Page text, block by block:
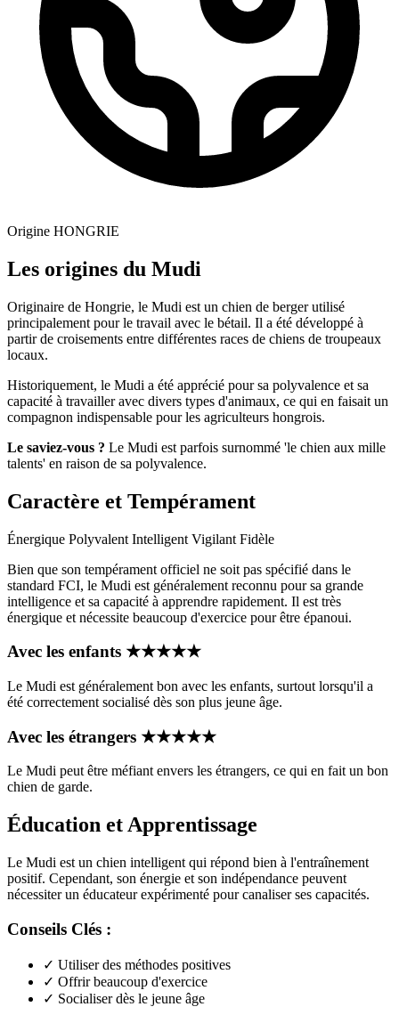
Origine HONGRIE
Les origines du Mudi
Originaire de Hongrie, le Mudi est un chien de berger utilisé
principalement pour le travail avec le bétail. Il a été développé à
partir de croisements entre différentes races de chiens de troupeaux
locaux.
Historiquement, le Mudi a été apprécié pour sa polyvalence et sa
capacité à travailler avec divers types d'animaux, ce qui en faisait un
compagnon indispensable pour les agriculteurs hongrois.
Le saviez-vous ? Le Mudi est parfois surnommé 'le chien aux mille
talents' en raison de sa polyvalence.
Caractère et Tempérament
Énergique Polyvalent Intelligent Vigilant Fidèle
Bien que son tempérament officiel ne soit pas spécifié dans le
standard FCI, le Mudi est généralement reconnu pour sa grande
intelligence et sa capacité à apprendre rapidement. Il est très
énergique et nécessite beaucoup d'exercice pour être épanoui.
Avec les enfants ★★★★★
Le Mudi est généralement bon avec les enfants, surtout lorsqu'il a
été correctement socialisé dès son plus jeune âge.
Avec les étrangers ★★★★★
Le Mudi peut être méfiant envers les étrangers, ce qui en fait un bon
chien de garde.
Éducation et Apprentissage
Le Mudi est un chien intelligent qui répond bien à l'entraînement
positif. Cependant, son énergie et son indépendance peuvent
nécessiter un éducateur expérimenté pour canaliser ses capacités.
Conseils Clés :
✓ Utiliser des méthodes positives
✓ Offrir beaucoup d'exercice
✓ Socialiser dès le jeune âge